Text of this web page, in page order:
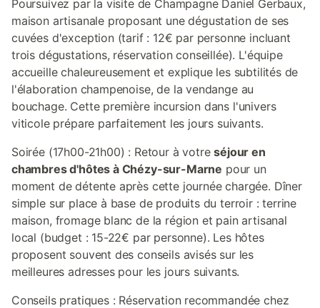
Poursuivez par la visite de Champagne Daniel Gerbaux,
maison artisanale proposant une dégustation de ses
cuvées d'exception (tarif : 12€ par personne incluant
trois dégustations, réservation conseillée). L'équipe
accueille chaleureusement et explique les subtilités de
l'élaboration champenoise, de la vendange au
bouchage. Cette première incursion dans l'univers
viticole prépare parfaitement les jours suivants.
Soirée (17h00-21h00) : Retour à votreséjour en
chambres d'hôtes à Chézy-sur-Marne pour un
moment de détente après cette journée chargée. Dîner
simple sur place à base de produits du terroir : terrine
maison, fromage blanc de la région et pain artisanal
local (budget : 15-22€ par personne). Les hôtes
proposent souvent des conseils avisés sur les
meilleures adresses pour les jours suivants.
Conseils pratiques : Réservation recommandée chez